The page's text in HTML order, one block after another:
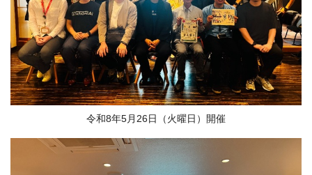
令和8年5月26日（火曜日）開催